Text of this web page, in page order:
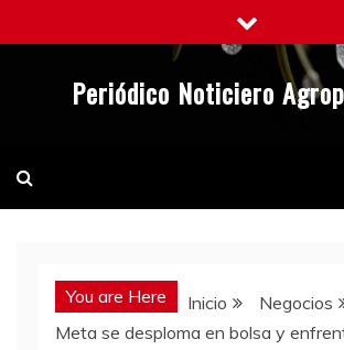
al
Periódico Noticiero
You are Here Inicio
Negocios
Meta se desploma en bolsa y